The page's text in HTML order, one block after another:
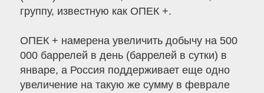
группу, известную как ОПЕК +.
ОПЕК + намерена увеличить добычу на 500
000 баррелей в день (баррелей в сутки) в
январе, а Россия поддерживает еще одно
увеличение на такую ​​же сумму в феврале